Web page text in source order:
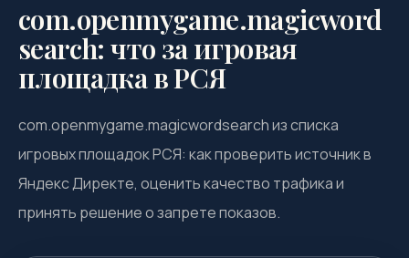
com.openmygame.magicword
search: что за игровая
площадка в РСЯ
com.openmygame.magicwordsearch из списка
игровых площадок РСЯ: как проверить источник в
Яндекс Директе, оценить качество трафика и
принять решение о запрете показов.